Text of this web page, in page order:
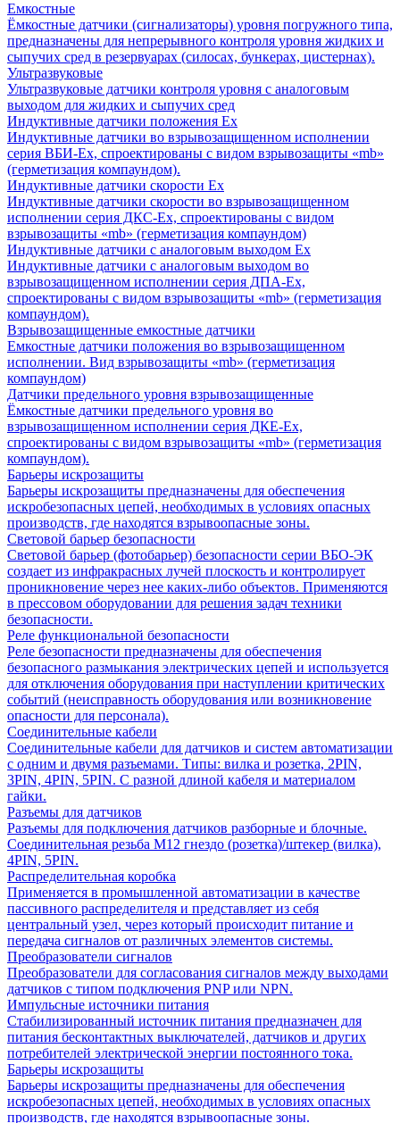
Емкостные
Ёмкостные датчики (сигнализаторы) уровня погружного типа,
предназначены для непрерывного контроля уровня жидких и
сыпучих сред в резервуарах (силосах, бункерах, цистернах).
Ультразвуковые
Ультразвуковые датчики контроля уровня с аналоговым
выходом для жидких и сыпучих сред
Индуктивные датчики положения Ех
Индуктивные датчики во взрывозащищенном исполнении
серия ВБИ-Ех, спроектированы с видом взрывозащиты «mb»
(герметизация компаундом).
Индуктивные датчики скорости Ех
Индуктивные датчики скорости во взрывозащищенном
исполнении серия ДКС-Ех, спроектированы с видом
взрывозащиты «mb» (герметизация компаундом)
Индуктивные датчики с аналоговым выходом Ех
Индуктивные датчики с аналоговым выходом во
взрывозащищенном исполнении серия ДПА-Ех,
спроектированы с видом взрывозащиты «mb» (герметизация
компаундом).
Взрывозащищенные емкостные датчики
Емкостные датчики положения во взрывозащищенном
исполнении. Вид взрывозащиты «mb» (герметизация
компаундом)
Датчики предельного уровня взрывозащищенные
Ёмкостные датчики предельного уровня во
взрывозащищенном исполнении серия ДКЕ-Ех,
спроектированы с видом взрывозащиты «mb» (герметизация
компаундом).
Барьеры искрозащиты
Барьеры искрозащиты предназначены для обеспечения
искробезопасных цепей, необходимых в условиях опасных
производств, где находятся взрывоопасные зоны.
Световой барьер безопасности
Световой барьер (фотобарьер) безопасности серии ВБО-ЭК
создает из инфракрасных лучей плоскость и контролирует
проникновение через нее каких-либо объектов. Применяются
в прессовом оборудовании для решения задач техники
безопасности.
Реле функциональной безопасности
Реле безопасности предназначены для обеспечения
безопасного размыкания электрических цепей и используется
для отключения оборудования при наступлении критических
событий (неисправность оборудования или возникновение
опасности для персонала).
Соединительные кабели
Соединительные кабели для датчиков и систем автоматизации
с одним и двумя разъемами. Типы: вилка и розетка, 2PIN,
3PIN, 4PIN, 5PIN. С разной длиной кабеля и материалом
гайки.
Разъемы для датчиков
Разъемы для подключения датчиков разборные и блочные.
Соединительная резьба М12 гнездо (розетка)/штекер (вилка),
4PIN, 5PIN.
Распределительная коробка
Применяется в промышленной автоматизации в качестве
пассивного распределителя и представляет из себя
центральный узел, через который происходит питание и
передача сигналов от различных элементов системы.
Преобразователи сигналов
Преобразователи для согласования сигналов между выходами
датчиков с типом подключения PNP или NPN.
Импульсные источники питания
Стабилизированный источник питания предназначен для
питания бесконтактных выключателей, датчиков и других
потребителей электрической энергии постоянного тока.
Барьеры искрозащиты
Барьеры искрозащиты предназначены для обеспечения
искробезопасных цепей, необходимых в условиях опасных
производств, где находятся взрывоопасные зоны.